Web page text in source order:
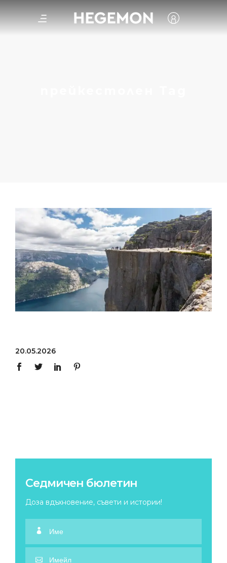
20.05.2026
Седмичен бюлетин
Доза вдъхновение, съвети и истории!